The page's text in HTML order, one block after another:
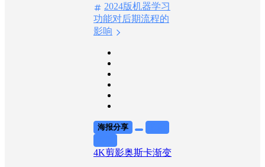
2024版机器学习
功能对后期流程的
影响
海报分享
4K剪影奥斯卡渐变